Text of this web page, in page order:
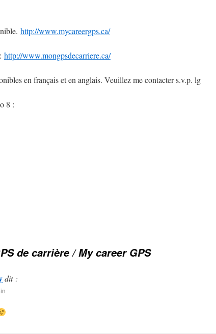
http://www.mycareergps.ca/
http://www.mongpsdecarriere.ca/
en français et en anglais. Veuillez me contacter s.v.p. lg
8 :
de carrière / My career GPS
dit :